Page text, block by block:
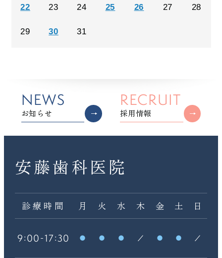
22 23 24 25 26 27 28
29 30 31
NEWS
お知らせ
RECRUIT
採用情報
安藤歯科医院
診療時間 月 火 水 木 金 土 日
9:00-17:30